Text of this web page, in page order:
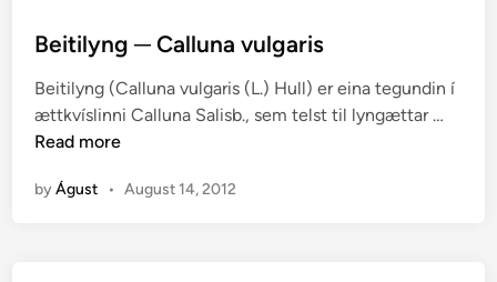
s
e
d
i
Beitilyng ─ Calluna vulgaris
Beitilyng (Calluna vulgaris (L.) Hull) er eina tegundin í
ættkvíslinni Calluna Salisb., sem telst til lyngættar …
Read more
byÁgust • August 14, 2012